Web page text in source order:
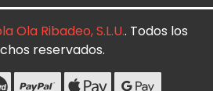
Ola Ribadeo, S.L.U.. Todos los
reservados.